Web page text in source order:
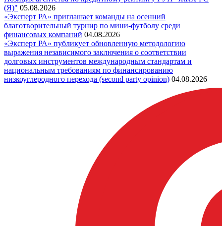
(Я)" 05.08.2026
«Эксперт РА» приглашает команды на осенний
благотворительный турнир по мини-футболу среди
финансовых компаний 04.08.2026
«Эксперт РА» публикует обновленную методологию
выражения независимого заключения о соответствии
долговых инструментов международным стандартам и
национальным требованиям по финансированию
низкоуглеродного перехода (second party opinion) 04.08.2026